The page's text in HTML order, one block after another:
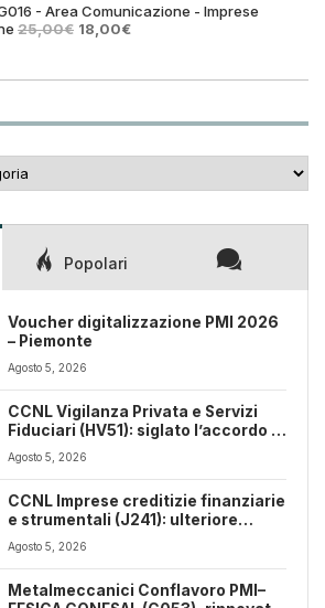
- Area Comunicazione - Imprese
25,00€ Il
era:
18,00€Il
è:
Popolari
Voucher digitalizzazione PMI 2026
– Piemonte
Agosto 5, 2026
CCNL Vigilanza Privata e Servizi
Fiduciari (HV51): siglato l’accordo di
rinnovo
Agosto 5, 2026
CCNL Imprese creditizie finanziarie
e strumentali (J241): ulteriore
sospensione dei termini a dicembre
2026
Agosto 5, 2026
Metalmeccanici Conflavoro PMI–